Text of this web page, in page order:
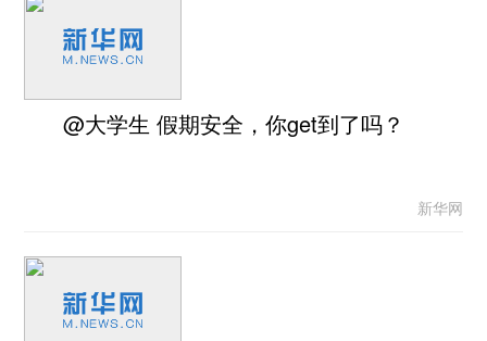
@大学生 假期安全，你get到了吗？
新华网